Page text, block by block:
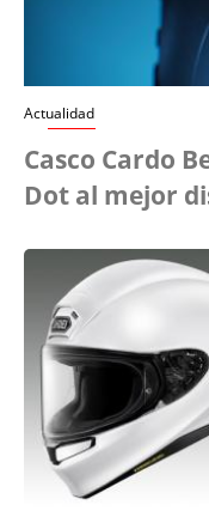
Actualidad
Casco Cardo
Dot al mejor